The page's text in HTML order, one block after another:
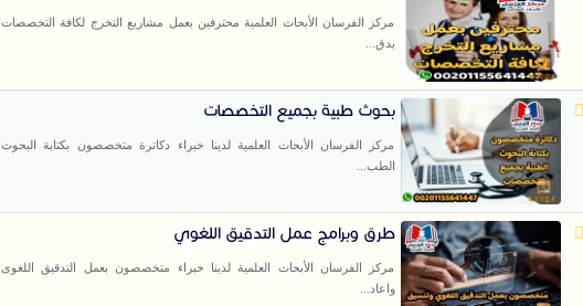
مركز الفرسان الأبحاث العلمية محترفين بعمل مشاريع التخرج لكافة التخصصات
بدق...
بحوث طبية بجميع التخصصات
مركز الفرسان الأبحاث العلمية لدينا خبراء دكاترة متخصصون بكتابة البحوث
الطب...
طرق وبرامج عمل التدقيق اللغوي
مركز الفرسان الأبحاث العلمية لدينا خبراء متخصصون بعمل التدقيق اللغوى
واعاد...